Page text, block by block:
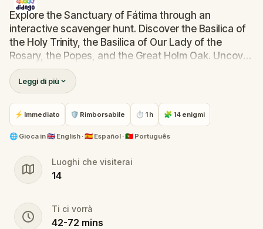
Explore the Sanctuary of Fátima through an
interactive scavenger hunt. Discover the Basilica of
the Holy Trinity, the Basilica of Our Lady of the
Rosary, the Popes, and the Great Holm Oak. Uncover
hidden details, symbols, and stories most visitors
miss. Instead of simply walking through the
Sanctuary, you’ll be challenged to notice details
most visitors overlook, transforming a visit into a
deeper and more engaging experience. Start now
and see the Sanctuary of Fátima like never before.
Leggi di più
⚡ Immediato 🛡 Rimborsabile ⏱ 1 h 🧩 14 enigmi
🌐 Gioca in🇬🇧 English · 🇪🇸 Español · 🇵🇹 Português
Luoghi che visiterai
14
Ti ci vorrà
42-72 mins